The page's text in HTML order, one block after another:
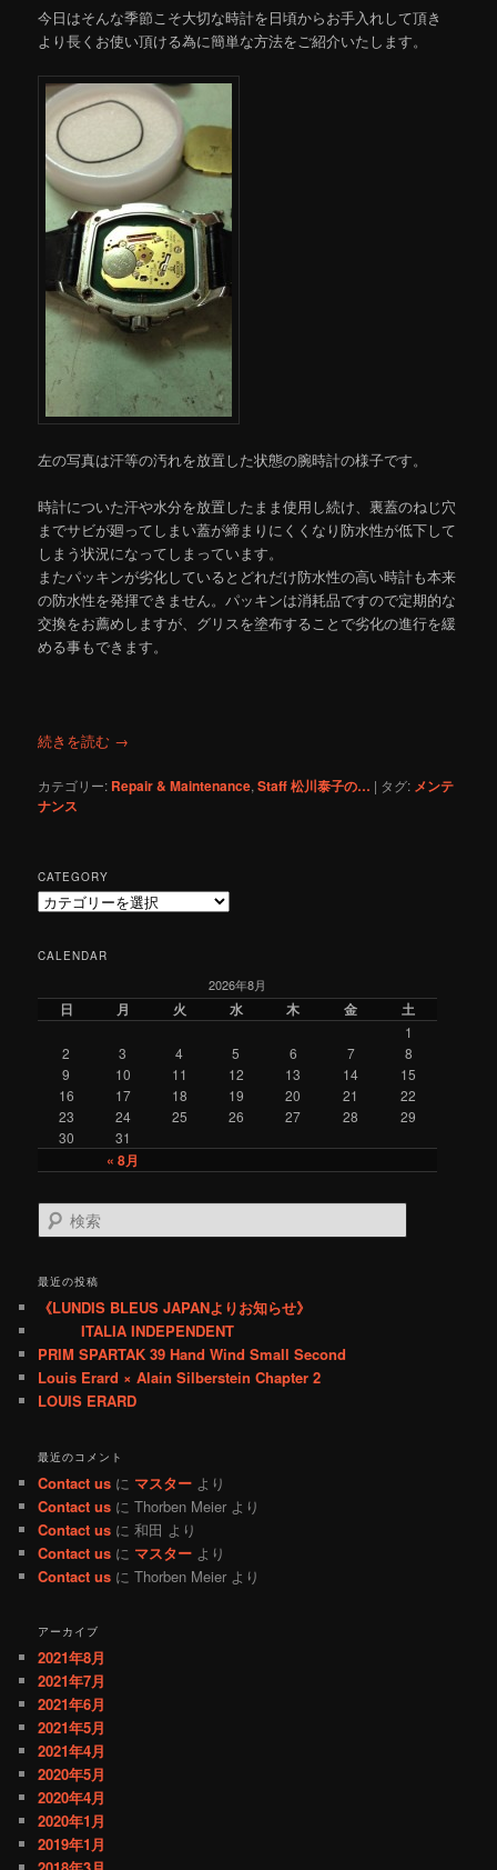
今日はそんな季節こそ大切な時計を日頃からお手入れして頂き
より長くお使い頂ける為に簡単な方法をご紹介いたします。
左の写真は汗等の汚れを放置した状態の腕時計の様子です。
時計についた汗や水分を放置したまま使用し続け、裏蓋のねじ穴
までサビが廻ってしまい蓋が締まりにくくなり防水性が低下して
しまう状況になってしまっています。
またパッキンが劣化しているとどれだけ防水性の高い時計も本来
の防水性を発揮できません。パッキンは消耗品ですので定期的な
交換をお薦めしますが、グリスを塗布することで劣化の進行を緩
める事もできます。
続きを読む →
カテゴリー: Repair & Maintenance,Staff 松川泰子の… | タグ: メンテ
ナンス
CATEGORY
C
e
CALENDAR
2026年8月
日 月 火 水 木 金 土
« 8月
1
2
3 4 5 6 7
8
9
10 11 12 13 14
15
16
17 18 19 20 21
22
23
24 25 26 27 28
29
30
31
検
索
最近の投稿
《LUNDIS BLEUS JAPANよりお知らせ》
ITALIA INDEPENDENT
PRIM SPARTAK 39 Hand Wind Small Second
Louis Erard × Alain Silberstein Chapter 2
LOUIS ERARD
最近のコメント
Contact us に マスター より
Contact us にThorben Meier より
Contact us に和田 より
Contact us に マスター より
Contact us にThorben Meier より
アーカイブ
2021年8月
2021年7月
2021年6月
2021年5月
2021年4月
2020年5月
2020年4月
2020年1月
2019年1月